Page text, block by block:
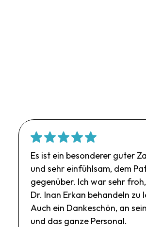
Es ist ein besonderer guter
und sehr einfühlsam, dem
gegenüber. Ich war sehr
Dr. Inan Erkan behandeln zu
Auch ein Dankeschön, an
und das ganze Personal.